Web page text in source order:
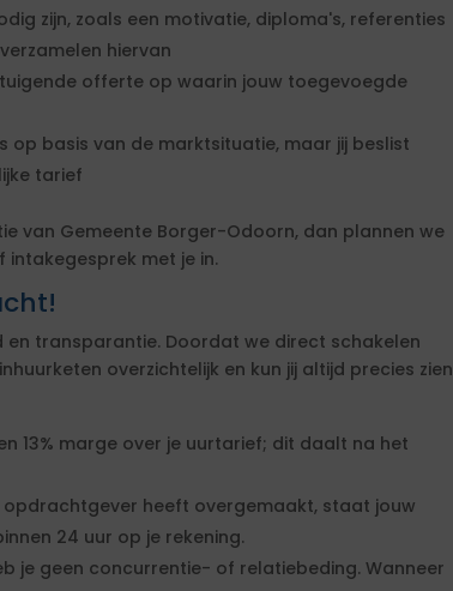
zijn, zoals een motivatie, diploma's, referenties
hiervan
offerte op waarin jouw toegevoegde
op basis van de marktsituatie, maar jij beslist
tarief
van Gemeente Borger-Odoorn, dan plannen we
met je in.
en transparantie. Doordat we direct schakelen
overzichtelijk en kun jij altijd precies zien
13% marge over je uurtarief; dit daalt na het
opdrachtgever heeft overgemaakt, staat jouw
24 uur op je rekening.
je geen concurrentie- of relatiebeding. Wanneer